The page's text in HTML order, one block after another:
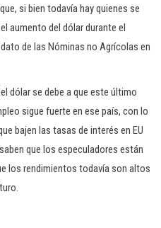
si bien todavía hay quienes se
aumento del dólar durante el
de las Nóminas no Agrícolas en
dólar se debe a que este último
sigue fuerte en ese país, con lo
bajen las tasas de interés en EU
que los especuladores están
los rendimientos todavía son altos